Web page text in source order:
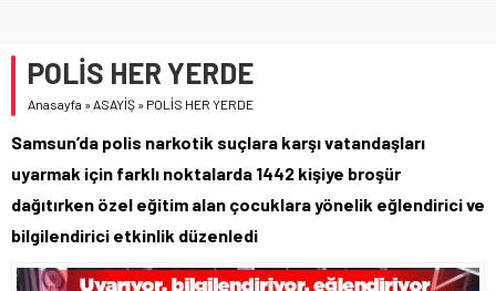
POLİS HER YERDE
Anasayfa » ASAYİŞ » POLİS HER YERDE
Samsun’da polis narkotik suçlara karşı vatandaşları
uyarmak için farklı noktalarda 1442 kişiye broşür
dağıtırken özel eğitim alan çocuklara yönelik eğlendirici ve
bilgilendirici etkinlik düzenledi